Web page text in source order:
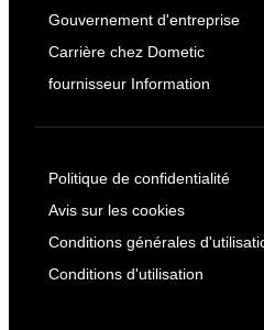
Gouvernement d'entreprise
Carrière chez Dometic
fournisseur Information
Politique de confidentialité
Avis sur les cookies
Conditions générales
Conditions d'utilisation